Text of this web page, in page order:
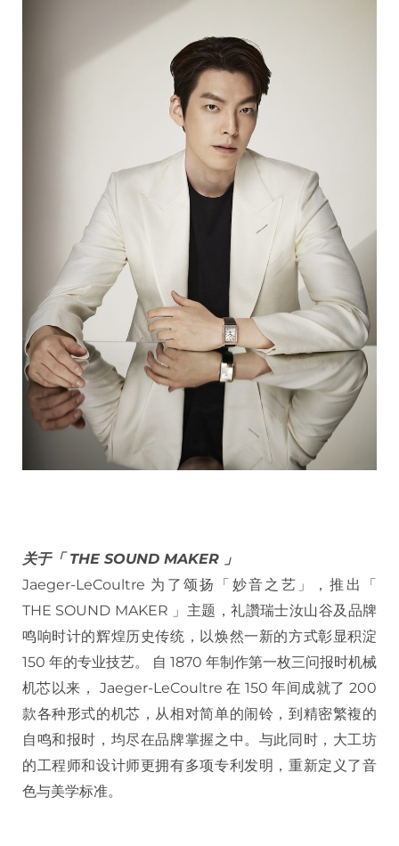
关于「 THE SOUND MAKER 」
Jaeger-LeCoultre 为了颂扬「妙音之艺」，推出「
THE SOUND MAKER 」主题，礼讚瑞士汝山谷及品牌
鸣响时计的辉煌历史传统，以焕然一新的方式彰显积淀
150 年的专业技艺。 自 1870 年制作第一枚三问报时机械
机芯以来， Jaeger-LeCoultre 在 150 年间成就了 200
款各种形式的机芯，从相对简单的闹铃，到精密繁複的
自鸣和报时，均尽在品牌掌握之中。与此同时，大工坊
的工程师和设计师更拥有多项专利发明，重新定义了音
色与美学标准。